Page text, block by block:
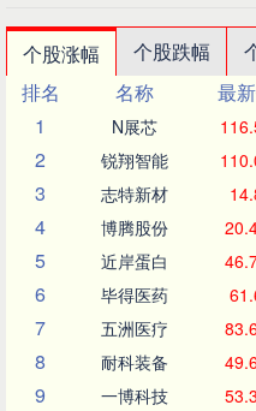
个股涨幅 个股跌幅
排名
名称 最
1
N展芯
2 锐翔智能
3 志特新材
4 博腾股份
5 近岸蛋白
6 毕得医药
7 五洲医疗
8 耐科装备
9 一博科技